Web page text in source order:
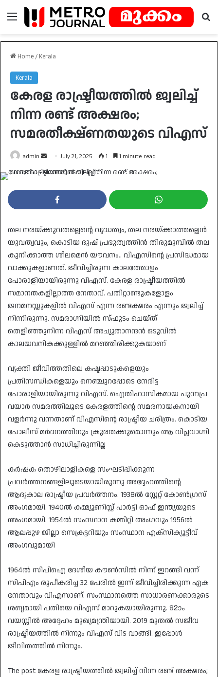
Menu
Home / Kerala
Kerala
കേരള രാഷ്ട്രീയത്തിൽ ജ്വലിച്ച്
നിന്ന രണ്ട് അക്ഷരം;
സമരതീക്ഷ്ണതയുടെ വിഎസ്
admin
Send
an
July 21, 2025 1 1 minute read
തല നരയ്ക്കുവതല്ലെന്റെ വൃദ്ധത്വം, തല നരയ്ക്കാത്തല്ലെൻ
യുവത്വവും, കൊടിയ ദുഷ് പ്രഭുത്വത്തിൻ തിരുമുമ്പിൽ തല
കുനിക്കാത്ത ശീലമെൻ യൗവനം.. വിഎസിന്റെ പ്രസിദ്ധമായ
വാക്കുകളാണത്. ജീവിച്ചിരുന്ന കാലത്തോളം
പോരാളിയായിരുന്നു വിഎസ്. കേരള രാഷ്ട്രീയത്തിൽ
സമാനതകളില്ലാത്ത നേതാവ്. പതിറ്റാണ്ടുകളോളം
ജനമനസ്സുകളിൽ വിഎസ് എന്ന രണ്ടക്ഷരം എന്നും ജ്വലിച്ച്
നിന്നിരുന്നു. സമരാഗ്നിയിൽ സ്ഫുടം ചെയ്ത്
തെളിഞ്ഞുനിന്ന വിഎസ് അച്യുതാനന്ദൻ ഒടുവിൽ
കാലയവനികക്കുള്ളിൽ മറഞ്ഞിരിക്കുകയാണ്
വ്യക്തി ജീവിത്തതിലെ കഷ്ടപ്പാടുകളെയും
പ്രതിസന്ധികളെയും നെഞ്ചുറപ്പോടെ നേരിട്ട
പോരാളിയായിരുന്നു വിഎസ്. ഐതിഹാസികമായ പുന്നപ്ര
വയാർ സമരത്തിലൂടെ കേരളത്തിന്റെ സമരനായകനായി
വളർന്നു വന്നതാണ് വിഎസിന്റെ രാഷ്ട്രീയ ചരിത്രം. കൊടിയ
പോലീസ് മർദനത്തിനും ക്രൂരതക്കുമൊന്നും ആ വിപ്ലവാഗ്നി
കെടുത്താൻ സാധിച്ചിരുന്നില്ല
കർഷക തൊഴിലാളികളെ സംഘടിപ്പിക്കുന്ന
പ്രവർത്തനങ്ങളിലൂടെയായിരുന്നു അദ്ദേഹത്തിന്റെ
ആദ്യകാല രാഷ്ട്രീയ പ്രവർത്തനം. 1938ൽ സ്റ്റേറ്റ് കോൺഗ്രസ്
അംഗമായി. 1940ൽ കമ്മ്യൂണിസ്റ്റ് പാർട്ടി ഓഫ് ഇന്ത്യയുടെ
അംഗമായി. 1954ൽ സംസ്ഥാന കമ്മിറ്റി അംഗവും 1956ൽ
ആലപ്പുഴ ജില്ലാ സെക്രട്ടറിയും സംസ്ഥാന എക്‌സിക്യൂട്ടീവ്
അംഗവുമായി
1964ൽ സിപിഐ ദേശീയ കൗൺസിൽ നിന്ന് ഇറങ്ങി വന്ന്
സിപിഎം രൂപീകരിച്ച 32 പേരിൽ ഇന്ന് ജീവിച്ചിരിക്കുന്ന ഏക
നേതാവും വിഎസാണ്. സംസ്ഥാനത്തെ സാധാരണക്കാരുടെ
ശബ്ദമായി പതിയെ വിഎസ് മാറുകയായിരുന്നു. 82ാം
വയസ്സിൽ അദ്ദേഹം മുഖ്യമന്ത്രിയായി. 2019 മുതൽ സജീവ
രാഷ്ട്രീയത്തിൽ നിന്നും വിഎസ് വിട വാങ്ങി. ഇപ്പോൾ
ജീവിതത്തിൽ നിന്നും.
The post കേരള രാഷ്ട്രീയത്തിൽ ജ്വലിച്ച് നിന്ന രണ്ട് അക്ഷരം;